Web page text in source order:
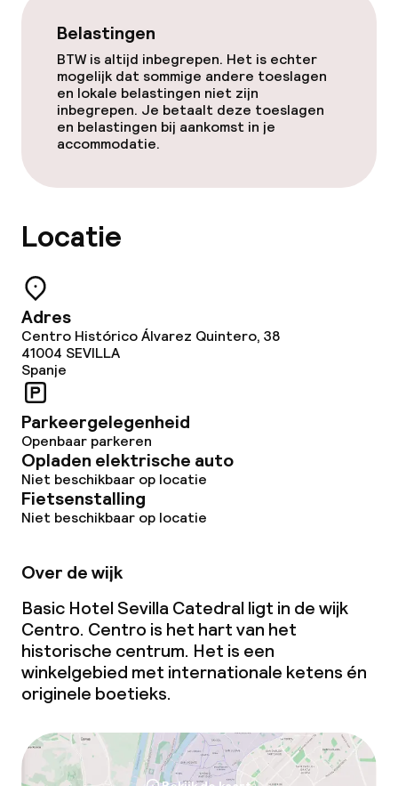
Vrijgezellenfeesten of andere feesten
niet toegestaan
Belastingen
BTW is altijd inbegrepen. Het is echter
mogelijk dat sommige andere toeslagen
en lokale belastingen niet zijn
inbegrepen. Je betaalt deze toeslagen
en belastingen bij aankomst in je
accommodatie.
Locatie
Adres
Centro Histórico Álvarez Quintero, 38
41004 SEVILLA
Spanje
Parkeergelegenheid
Openbaar parkeren
Opladen elektrische auto
Niet beschikbaar op locatie
Fietsenstalling
Niet beschikbaar op locatie
Over de wijk
Basic Hotel Sevilla Catedral ligt in de wijk
Centro. Centro is het hart van het
historische centrum. Het is een
winkelgebied met internationale ketens én
originele boetieks.